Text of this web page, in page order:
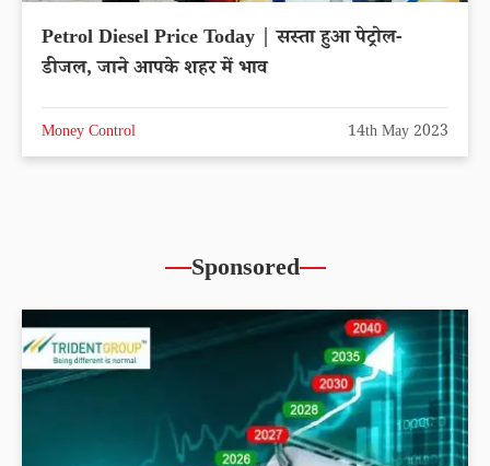
Petrol Diesel Price Today | सस्ता हुआ पेट्रोल-
डीजल, जाने आपके शहर में भाव
Money Control 14th May 2023
Sponsored